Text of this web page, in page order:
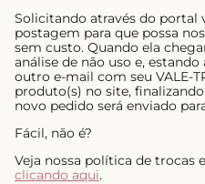
Solicitando através do portal
postagem para que possa
sem custo. Quando ela
análise de não uso e,
outro e-mail com seu VALE-
produto(s) no site,
novo pedido será enviado
Fácil, não é?
Veja nossa política de trocas
clicando aqui.